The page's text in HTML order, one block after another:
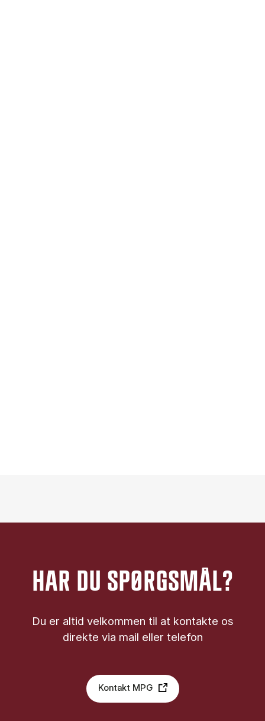
HAR DU SPØRGSMÅL?
Du er altid velkommen til at kontakte os
direkte via mail eller telefon
Kontakt MPG